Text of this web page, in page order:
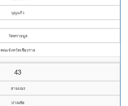
บุญแก้ว
วัดทรายมูล
คณะจังหวัดเชียงราย
43
สามเณร
ปาณชัย